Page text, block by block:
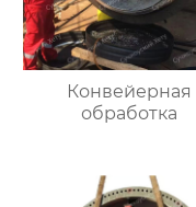
Конвейерная
обработка